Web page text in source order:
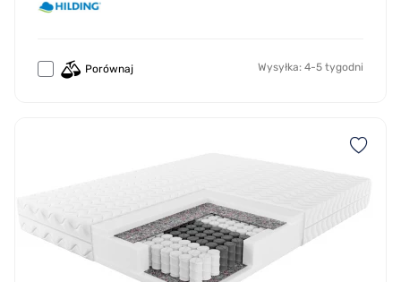
Porównaj Wysyłka: 4-5 tygodni